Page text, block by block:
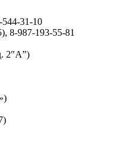
31-10
8-987-193-55-81
2″А”)